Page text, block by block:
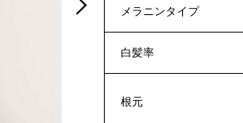
メラニンタイプ
白髪率
根元